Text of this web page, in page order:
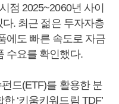
점 2025~2060년 사이
. 최근 젊은 투자자층
에도 빠른 속도로 자금
수요를 확인했다.
드(ETF)를 활용한 분
‘키움키워드림 TDF’